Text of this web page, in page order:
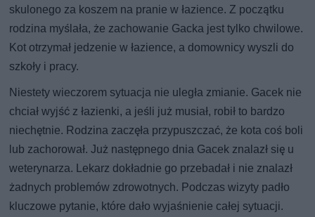
skulonego za koszem na pranie w łazience. Z początku
rodzina myślała, że zachowanie Gacka jest tylko chwilowe.
Kot otrzymał jedzenie w łazience, a domownicy wyszli do
szkoły i pracy.
Niestety wieczorem sytuacja nie uległa zmianie. Gacek nie
chciał wyjść z łazienki, a jeśli już musiał, robił to bardzo
niechętnie. Rodzina zaczęła przypuszczać, że kota coś boli
lub zachorował. Już następnego dnia Gacek znalazł się u
weterynarza. Lekarz dokładnie go przebadał i nie znalazł
żadnych problemów zdrowotnych. Podczas wizyty padło
kluczowe pytanie, które dało wyjaśnienie całej sytuacji.